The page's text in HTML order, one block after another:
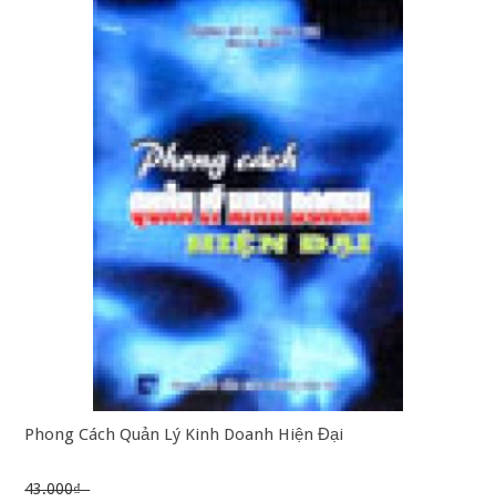
Phong Cách Quản Lý Kinh Doanh Hiện Đại
43.000₫